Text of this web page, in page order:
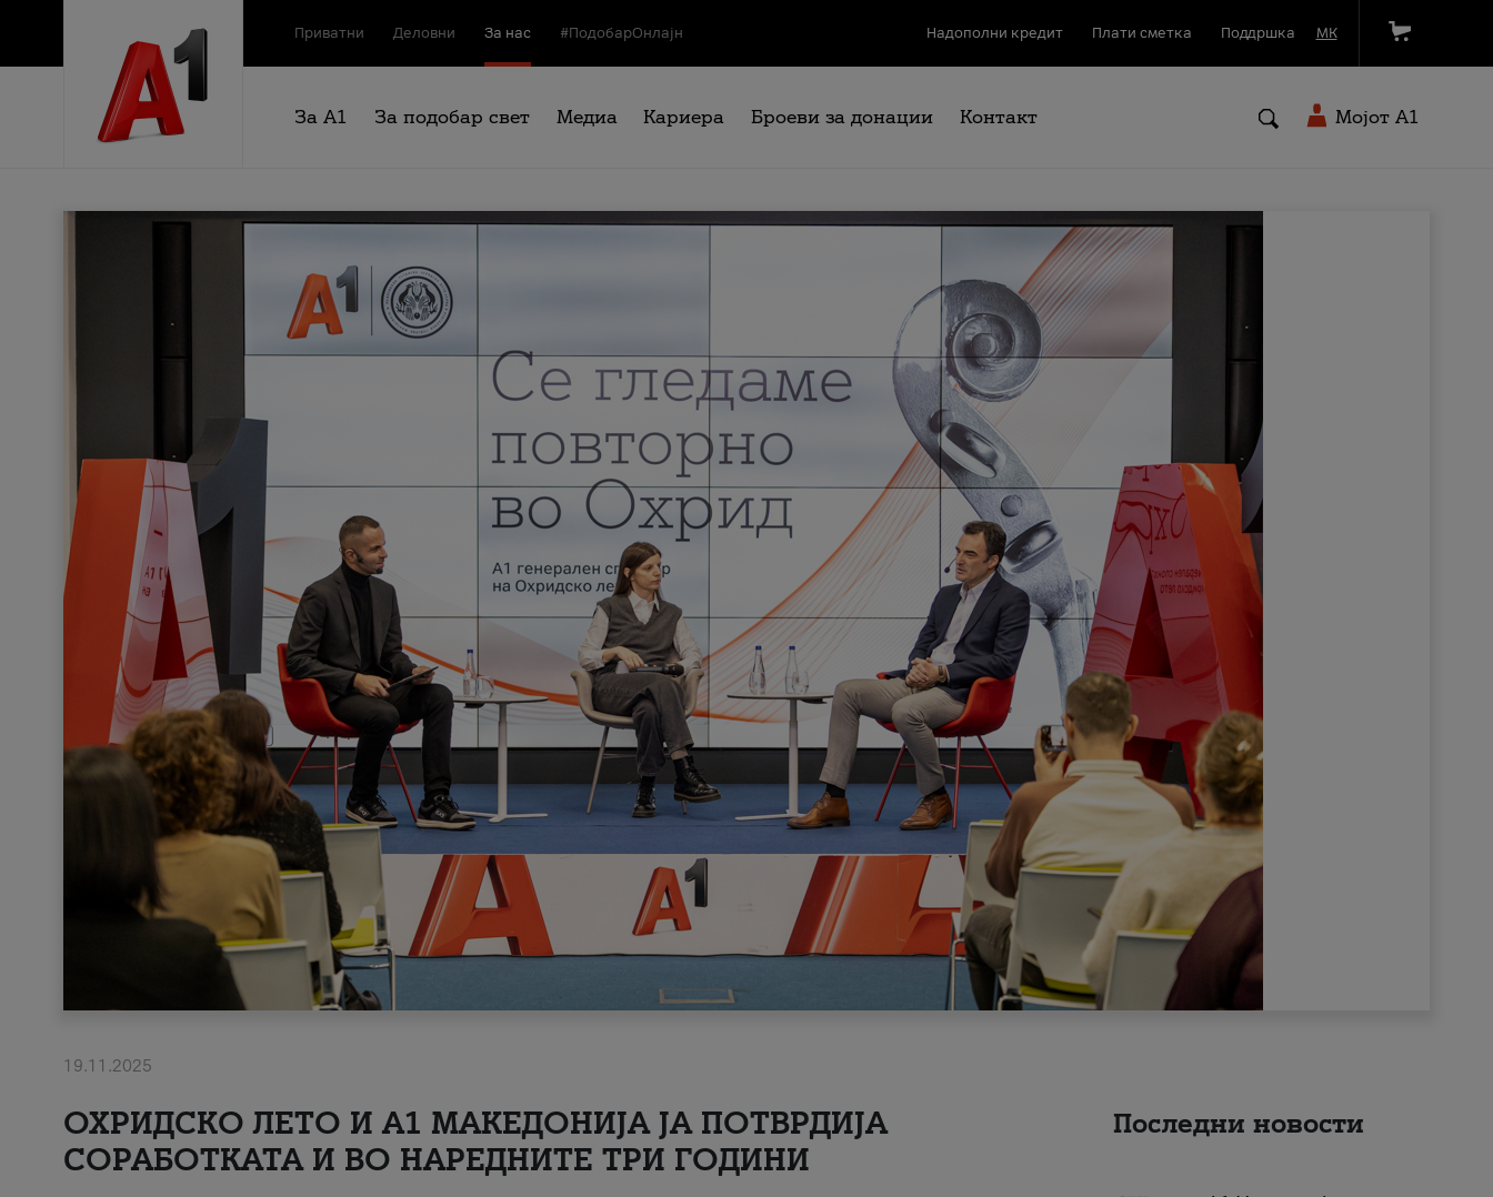
Приватни Деловни За нас #ПодобарОнлајн Надополни кредит Плати сметка Поддршка МК
За А1 За подобар свет Медиа Кариера Броеви за донации Контакт Мојот A1
19.11.2025
ОХРИДСКО ЛЕТО И A1 МАКЕДОНИЈА ЈА ПОТВРДИЈА
СОРАБОТКАТА И ВО НАРЕДНИТЕ ТРИ ГОДИНИ
Последни новости